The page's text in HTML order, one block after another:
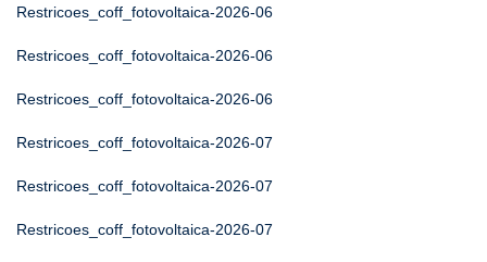
Restricoes_coff_fotovoltaica-2026-06
Restricoes_coff_fotovoltaica-2026-06
Restricoes_coff_fotovoltaica-2026-06
Restricoes_coff_fotovoltaica-2026-07
Restricoes_coff_fotovoltaica-2026-07
Restricoes_coff_fotovoltaica-2026-07